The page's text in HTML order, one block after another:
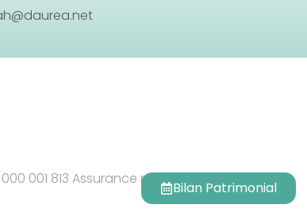
Bilan Patrimonial
001 813 Assurance responsabilité civile